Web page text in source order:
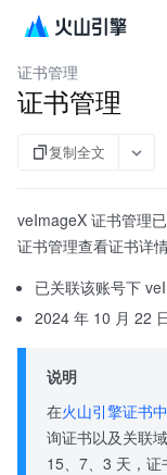
veImageX
证书管理
证书管理
复制全文
veImageX 证书管理
证书管理查看证书详
已关联该账号下
2024 年 10 月 22
说明
在火山引擎证书
询证书以及关联
15、7、3 天，